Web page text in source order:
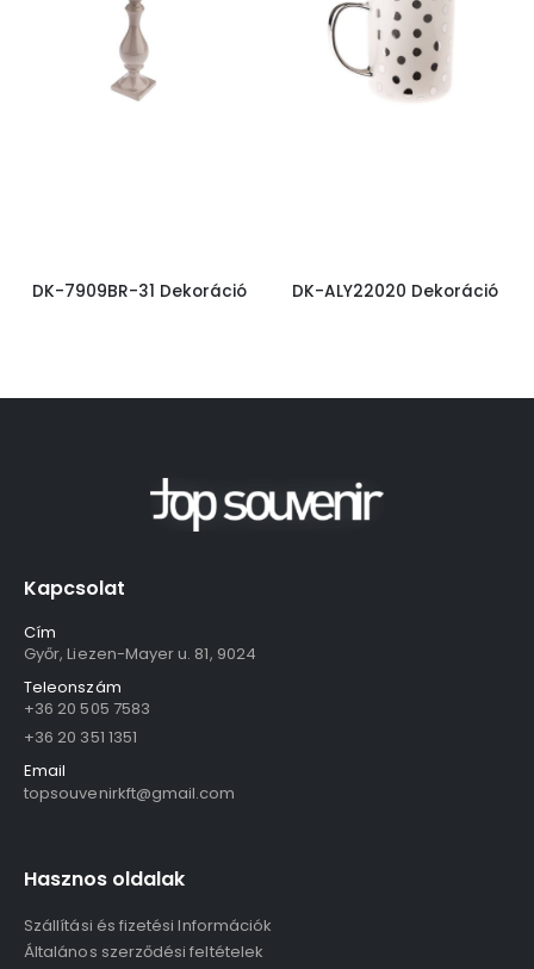
DK-7909BR-31 Dekoráció DK-ALY22020 Dekoráció
Kapcsolat
Cím
Győr, Liezen-Mayer u. 81, 9024
Teleonszám
+36 20 505 7583
+36 20 351 1351
Email
topsouvenirkft@gmail.com
Hasznos oldalak
Szállítási és fizetési Információk
Általános szerződési feltételek